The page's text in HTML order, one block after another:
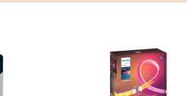
473,21 zł
449,25 zł